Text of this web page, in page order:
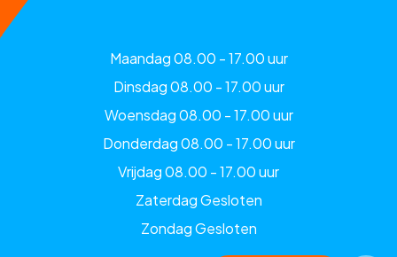
Maandag 08.00 - 17.00 uur
Dinsdag 08.00 - 17.00 uur
Woensdag 08.00 - 17.00 uur
Donderdag 08.00 - 17.00 uur
Vrijdag 08.00 - 17.00 uur
Zaterdag Gesloten
Zondag Gesloten